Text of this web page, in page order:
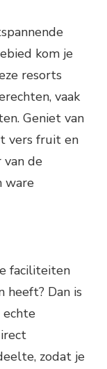
kom je
resorts
vaak
Geniet van
vers fruit en
van de
ware
faciliteiten
heeft? Dan is
echte
zodat je